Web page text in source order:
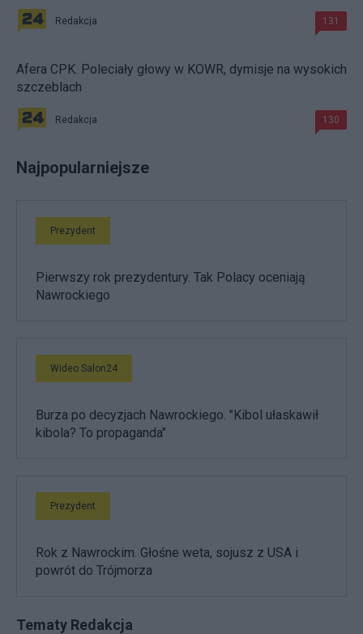
Redakcja 131
Afera CPK. Poleciały głowy w KOWR, dymisje na wysokich
szczeblach
Redakcja 130
Najpopularniejsze
Prezydent
Pierwszy rok prezydentury. Tak Polacy oceniają
Nawrockiego
Wideo Salon24
Burza po decyzjach Nawrockiego. "Kibol ułaskawił
kibola? To propaganda"
Prezydent
Rok z Nawrockim. Głośne weta, sojusz z USA i
powrót do Trójmorza
Tematy Redakcja